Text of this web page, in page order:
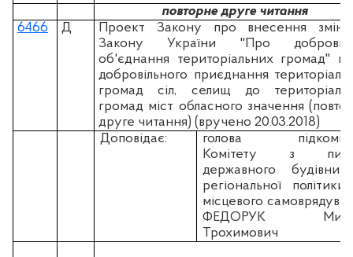
повторне друге читання
6466
Д
Проект Закону про внесення змін
Закону України "Про
об'єднання територіальних громад"
добровільного приєднання
громад сіл, селищ до
громад міст обласного значення
друге читання) (вручено 20.03.2018)
Доповідає:
голова
Комітету з
державного
регіональної
місцевого
ФЕДОРУК
Трохимович